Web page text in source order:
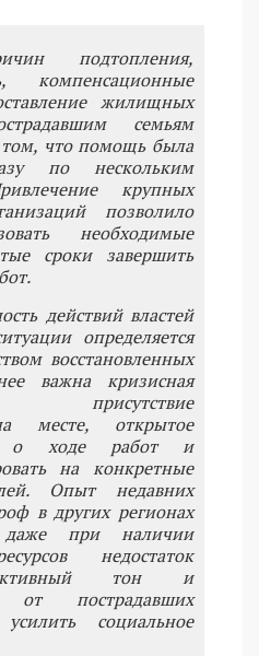
подтопления,
компенсационные
жилищных
семьям
том, что помощь была
по нескольким
крупных
позволило
необходимые
сроки завершить
действий властей
определяется
восстановленных
важна кризисная
присутствие
месте, открытое
о ходе работ и
на конкретные
Опыт недавних
в других регионах
при наличии
недостаток
тон и
от пострадавших
социальное